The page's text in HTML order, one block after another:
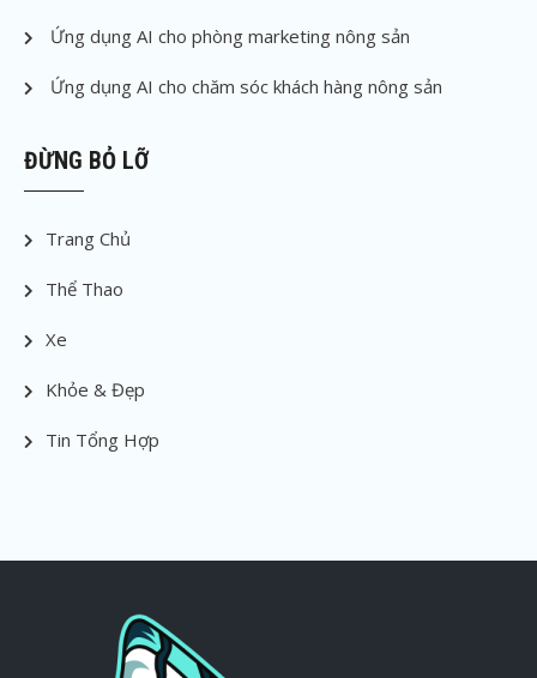
Ứng dụng AI cho phòng marketing nông sản
Ứng dụng AI cho chăm sóc khách hàng nông sản
ĐỪNG BỎ LỠ
Trang Chủ
Thể Thao
Xe
Khỏe & Đẹp
Tin Tổng Hợp